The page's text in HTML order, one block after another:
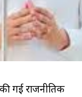
की गई राजनीतिक